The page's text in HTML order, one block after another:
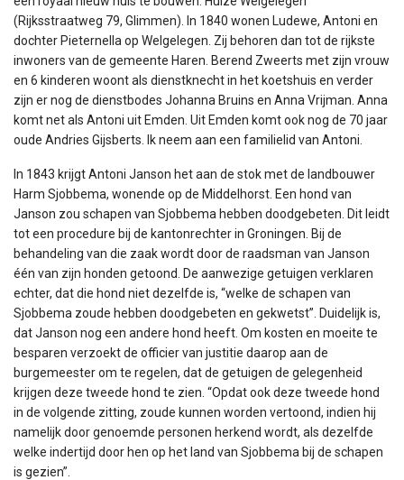
(Rijksstraatweg 79, Glimmen). In 1840 wonen Ludewe, Antoni en
dochter Pieternella op Welgelegen. Zij behoren dan tot de rijkste
inwoners van de gemeente Haren. Berend Zweerts met zijn vrouw
en 6 kinderen woont als dienstknecht in het koetshuis en verder
zijn er nog de dienstbodes Johanna Bruins en Anna Vrijman. Anna
komt net als Antoni uit Emden. Uit Emden komt ook nog de 70 jaar
oude Andries Gijsberts. Ik neem aan een familielid van Antoni.
In 1843 krijgt Antoni Janson het aan de stok met de landbouwer
Harm Sjobbema, wonende op de Middelhorst. Een hond van
Janson zou schapen van Sjobbema hebben doodgebeten. Dit leidt
tot een procedure bij de kantonrechter in Groningen. Bij de
behandeling van die zaak wordt door de raadsman van Janson
één van zijn honden getoond. De aanwezige getuigen verklaren
echter, dat die hond niet dezelfde is, “welke de schapen van
Sjobbema zoude hebben doodgebeten en gekwetst”. Duidelijk is,
dat Janson nog een andere hond heeft. Om kosten en moeite te
besparen verzoekt de officier van justitie daarop aan de
burgemeester om te regelen, dat de getuigen de gelegenheid
krijgen deze tweede hond te zien. “Opdat ook deze tweede hond
in de volgende zitting, zoude kunnen worden vertoond, indien hij
namelijk door genoemde personen herkend wordt, als dezelfde
welke indertijd door hen op het land van Sjobbema bij de schapen
is gezien”.